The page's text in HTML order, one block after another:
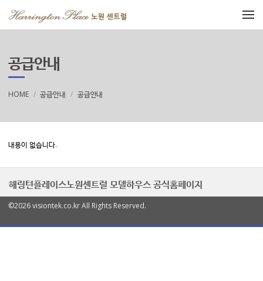
공급안내
HOME 공급안내 공급안내
내용이 없습니다.
해링턴플레이스노원센트럴 모델하우스 공식홈페이지
©2026 visiontek.co.kr All Rights Reserved.